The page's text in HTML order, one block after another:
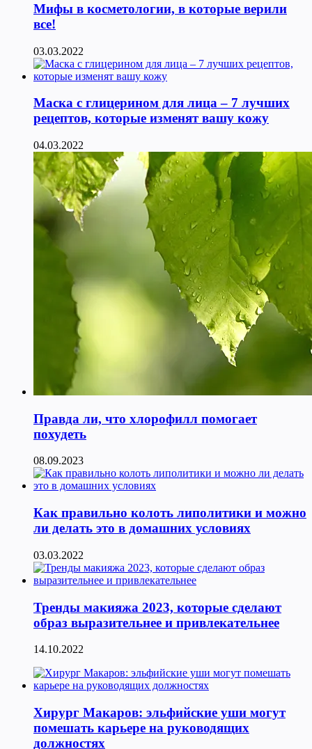
Мифы в косметологии, в которые верили
все!
03.03.2022
Маска с глицерином для лица – 7 лучших
рецептов, которые изменят вашу кожу
04.03.2022
Правда ли, что хлорофилл помогает
похудеть
08.09.2023
Как правильно колоть липолитики и можно
ли делать это в домашних условиях
03.03.2022
Тренды макияжа 2023, которые сделают
образ выразительнее и привлекательнее
14.10.2022
Хирург Макаров: эльфийские уши могут
помешать карьере на руководящих
должностях